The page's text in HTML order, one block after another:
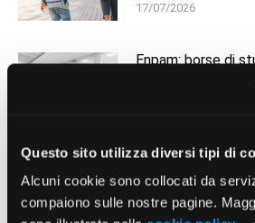
Questo sito utilizza diversi tipi di
Alcuni cookie sono collocati da
compaiono sulle nostre pagine.
17/07/2026
Enpam: borse di
d’eccellenza in
Il Cda delibera
per 250 milioni di
16/07/2026